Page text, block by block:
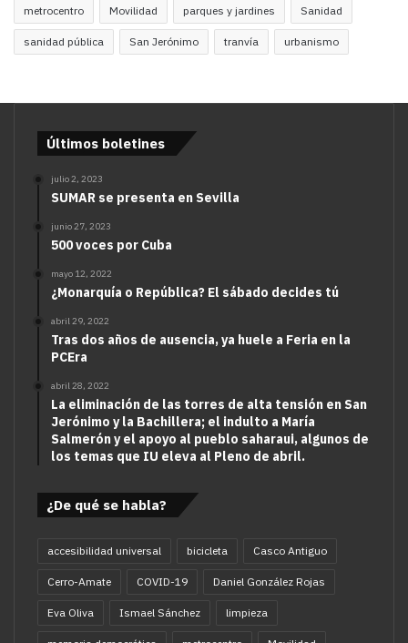
metrocentro Movilidad parques y jardines Sanidad
sanidad pública San Jerónimo tranvía urbanismo
Últimos boletines
julio 2, 2023
SUMAR se presenta en Sevilla
junio 27, 2023
500 voces por Cuba
mayo 12, 2022
¿Monarquía o República? El sábado decides tú
abril 29, 2022
Tras dos años de ausencia, ya huele a Feria en la
PCEra
abril 28, 2022
La eliminación de las torres de alta tensión en San
Jerónimo y la Bachillera; el indulto a María
Salmerón y el apoyo al pueblo saharaui, algunos de
los temas que IU eleva al Pleno de abril.
¿De qué se habla?
accesibilidad universal bicicleta Casco Antiguo
Cerro-Amate COVID-19 Daniel González Rojas
Eva Oliva Ismael Sánchez limpieza